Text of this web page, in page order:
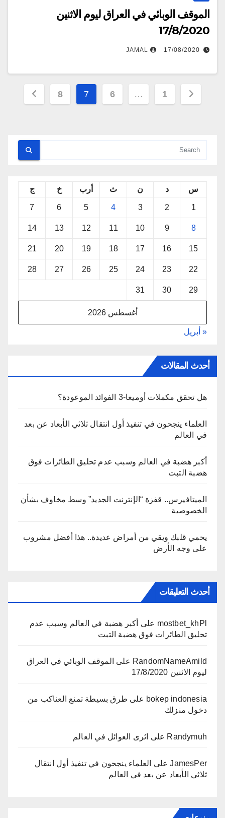
الموقف الوبائي في العراق ليوم الاثنين
17/8/2020
17/08/2020
JAMAL
تعدد
1
…
6
7
8
أغسطس 2026
س د ن ث أرب خ ج
1
2
3
4
5
6
7
8
9
10
11
12
13
14
15
16
17
18
19
20
21
22
23
24
25
26
27
28
29
30
31
« أبريل
أحدث المقالات
هل تحقق مكملات أوميغا-3 الفوائد الموعودة؟
العلماء ينجحون في تنفيذ أول انتقال ثلاثي الأبعاد عن بعد
في العالم
أكبر هضبة في العالم وسبب عدم تحليق الطائرات فوق
هضبة التبت
الميتافيرس.. قفزة “الإنترنت الجديد” وسط مخاوف بشأن
الخصوصية
يحمي قلبك ويقي من أمراض عديدة.. هذا أفضل مشروب
على وجه الأرض
أحدث التعليقات
mostbet_khPl على أكبر هضبة في العالم وسبب عدم
تحليق الطائرات فوق هضبة التبت
RandomNameAmild على الموقف الوبائي في العراق
ليوم الاثنين 17/8/2020
bokep indonesia على طرق بسيطة تمنع العناكب من
دخول منزلك
Randymuh على اثرى العوائل في العالم
JamesPerعلى
العلماء ينجحون في تنفيذ أول انتقال
ثلاثي الأبعاد عن بعد في العالم